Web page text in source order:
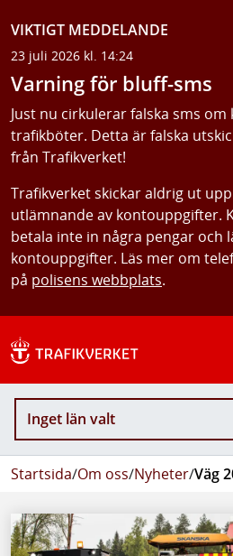
VIKTIGT MEDDELANDE
23 juli 2026 kl. 14:24
Varning för bluff-sms
Just nu cirkulerar falska sms
trafikböter. Detta är falska
från Trafikverket!
Trafikverket skickar aldrig ut
utlämnande av kontouppgifter.
betala inte in några pengar och
kontouppgifter. Läs mer om
på polisens webbplats.
Inget län valt
Startsida/Om oss/Nyheter/Väg